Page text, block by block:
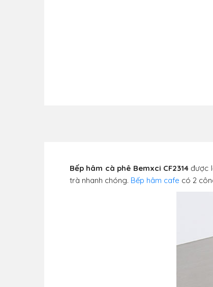
Bếp hâm cà phê Bemxci CF2314 được
trà nhanh chóng. Bếp hâm cafe có 2